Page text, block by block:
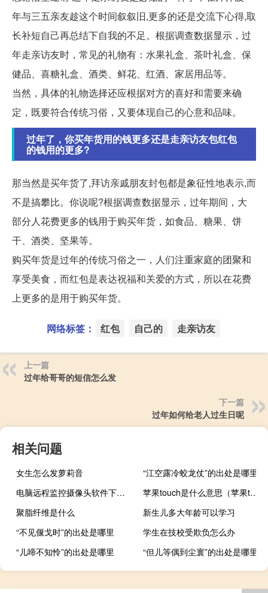
年与三五亲友趁这个时间叙叙旧,更多的还是交流下心得,取
长补短自己再总结下自我的不足。根据调查数据显示，过
年走亲访友时，常见的礼物有：水果礼盒、茶叶礼盒、保
健品、喜糖礼盒、酒类、鲜花、红酒、家居用品等。
当然，具体的礼物选择还应根据对方的喜好和需要来确
定，既要符合传统习俗，又要体现自己的心意和品味。
过年了，你买年货用的钱更多还是走亲访友包红包
的钱用的更多?
那当然是买年货了,拜访亲戚朋友封包都是象征性地表示,而
不是搞攀比。你说呢?根据调查数据显示，过年期间，大
部分人花费更多的钱用于购买年货，如食品、糖果、饼
干、酒类、坚果等。
购买年货是过年的传统习俗之一，人们注重家庭的团聚和
享受美食，而红包是表达祝福和关爱的方式，所以在花费
上更多的是用于购买年货。
网络标签： 红包 自己的 走亲访友
上一篇
过年给哥哥的短信怎么发
下一篇
过年如何给老人过生日呢
相关问题
女生怎么发萝莉音
“江空露冷蛟龙仗”的出处是哪里
电脑远程监控摄像头软件下载安装（电脑远程监控摄像头）
苹果touch是什么意思（苹果touch是什么）
聚脂纤维是什么
新生儿多大年龄可以学习
“不见偃戈时”的出处是哪里
学生在技校受欺负怎么办
“儿啼不知怜”的出处是哪里
“但儿等偶到尘寰”的出处是哪里